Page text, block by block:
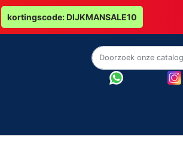
kortingscode: DIJKMANSALE10